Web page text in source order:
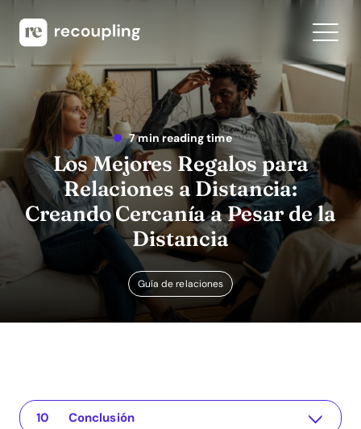
7 min reading time
Los Mejores Regalos para
Relaciones a Distancia:
Creando Cercanía a Pesar de la
Distancia
Guía de relaciones
Introducción al Mundo de los Regalos para Relaciones a Distancia
The app for your relationship
1. Regalos Personalizados: Un Toque de Exclusividad
2. Transmisión Digital de Afecto
3. Experiencias Compartidas a Pesar de la Distancia
4. Regalos Prácticos: Apoyo para la Vida Diaria
5. Paquetes Sorprendentes: Regalos que Traen Alegría
Beneficios del ROI de los Regalos para Relaciones a Distancia
Preguntas Frecuentes (FAQ)
Conclusión